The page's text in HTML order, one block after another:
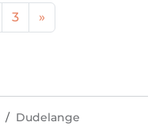
3 »
Dudelange